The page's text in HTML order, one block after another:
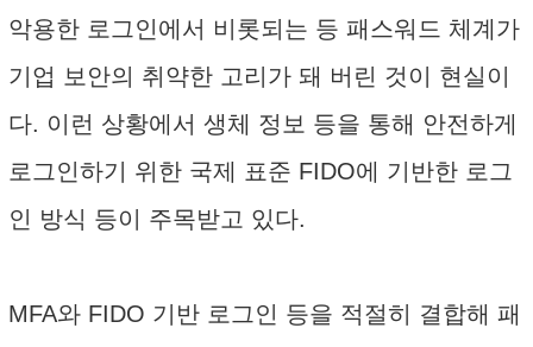
악용한 로그인에서 비롯되는 등 패스워드 체계가
기업 보안의 취약한 고리가 돼 버린 것이 현실이
다. 이런 상황에서 생체 정보 등을 통해 안전하게
로그인하기 위한 국제 표준 FIDO에 기반한 로그
인 방식 등이 주목받고 있다.
MFA와 FIDO 기반 로그인 등을 적절히 결합해 패